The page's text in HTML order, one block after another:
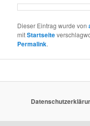
Dieser Eintrag wurde von
mitStartseite
Permalink.